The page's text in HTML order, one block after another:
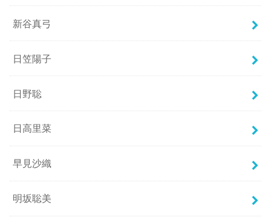
新谷真弓
日笠陽子
日野聡
日高里菜
早見沙織
明坂聡美